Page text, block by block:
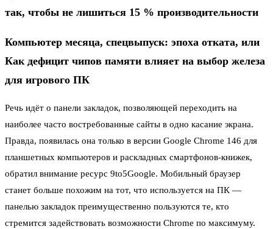
так, чтобы не лишиться 15 % производительности
Компьютер месяца, спецвыпуск: эпоха отката, или
Как дефицит чипов памяти влияет на выбор железа
для игрового ПК
Речь идёт о панели закладок, позволяющей переходить на
наиболее часто востребованные сайты в одно касание экрана.
Правда, появилась она только в версии Google Chrome 146 для
планшетных компьютеров и раскладных смартфонов-книжек,
обратил внимание ресурс 9to5Google. Мобильный браузер
станет больше похожим на тот, что используется на ПК —
панелью закладок преимущественно пользуются те, кто
стремится задействовать возможности Chrome по максимуму.